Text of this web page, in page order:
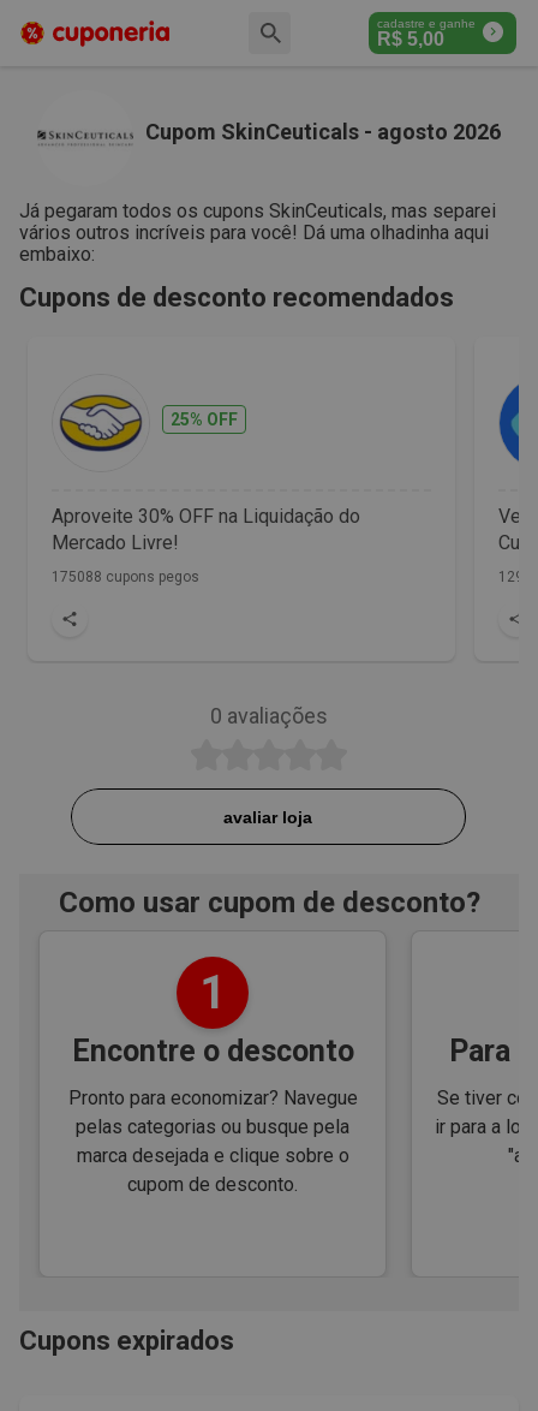
cadastre e ganhe
R$ 5,00
Cupom SkinCeuticals - agosto 2026
Já pegaram todos os cupons SkinCeuticals, mas separei
vários outros incríveis para você! Dá uma olhadinha aqui
embaixo:
Cupons de desconto recomendados
25% OFF
Aproveite 30% OFF na Liquidação do
Mercado Livre!
175088 cupons pegos
Vet
1298
0 avaliações
avaliar loja
Como usar cupom de desconto?
1
Encontre o desconto
Pronto para economizar? Navegue
pelas categorias ou busque pela
marca desejada e clique sobre o
cupom de desconto.
Para
Se tiver
ir para a
Cupons expirados